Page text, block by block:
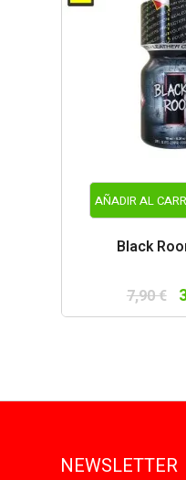
AÑADIR AL
Black
7,90 €
NEWSLETTER